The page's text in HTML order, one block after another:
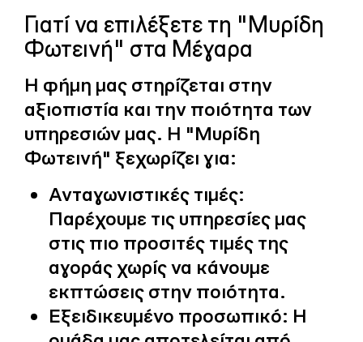
Γιατί να επιλέξετε τη "Μυρίδη
Φωτεινή" στα Μέγαρα
Η φήμη μας στηρίζεται στην
αξιοπιστία και την ποιότητα των
υπηρεσιών μας. Η "Μυρίδη
Φωτεινή" ξεχωρίζει για:
Ανταγωνιστικές τιμές:
Παρέχουμε τις υπηρεσίες μας
στις πιο προσιτές τιμές της
αγοράς χωρίς να κάνουμε
εκπτώσεις στην ποιότητα.
Εξειδικευμένο προσωπικό: Η